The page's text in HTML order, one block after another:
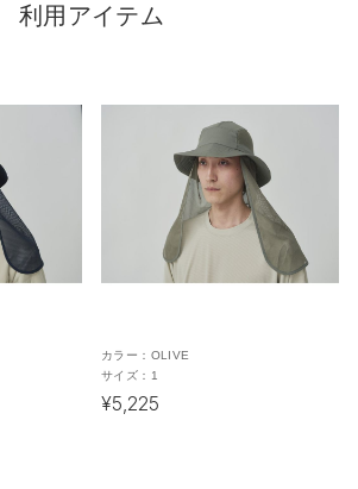
利用アイテム
カラー： OLIVE
サイズ： 1
¥5,225